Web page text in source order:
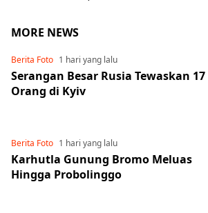
MORE NEWS
Berita Foto 1 hari yang lalu
Serangan Besar Rusia Tewaskan 17
Orang di Kyiv
Berita Foto 1 hari yang lalu
Karhutla Gunung Bromo Meluas
Hingga Probolinggo